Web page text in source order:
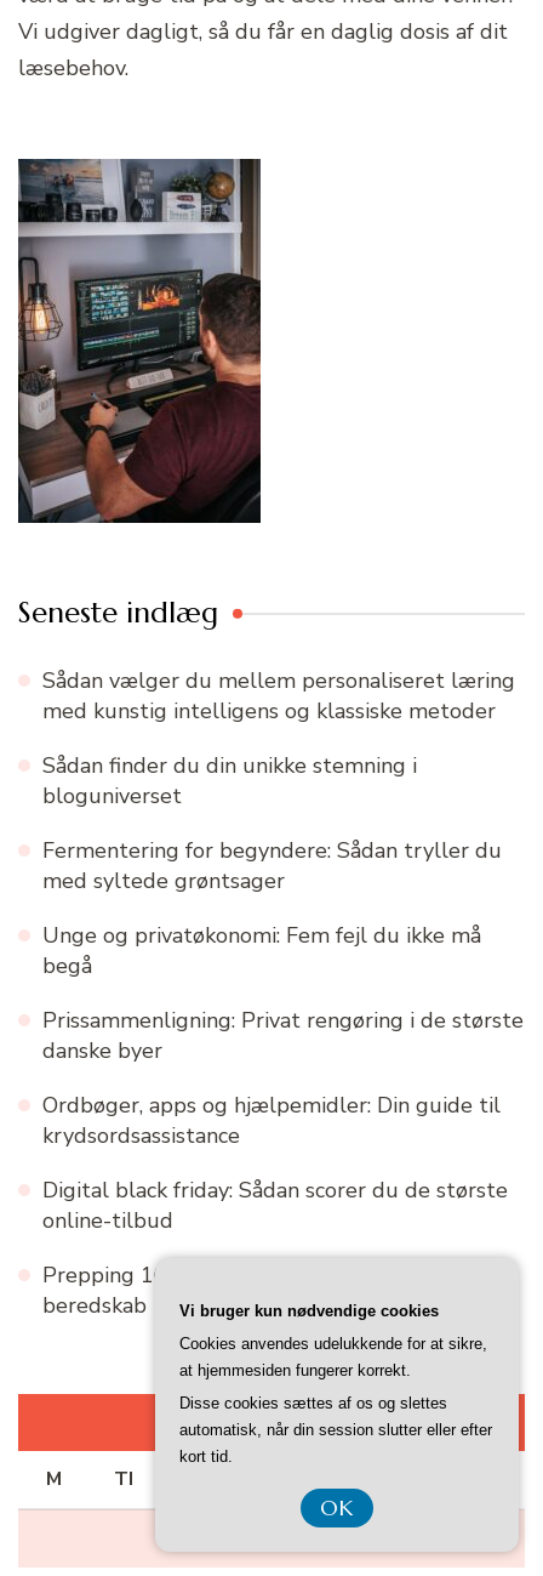
Vi udgiver dagligt, så du får en daglig dosis af dit
læsebehov.
Seneste indlæg
Sådan vælger du mellem personaliseret læring
med kunstig intelligens og klassiske metoder
Sådan finder du din unikke stemning i
bloguniverset
Fermentering for begyndere: Sådan tryller du
med syltede grøntsager
Unge og privatøkonomi: Fem fejl du ikke må
begå
Prissammenligning: Privat rengøring i de største
danske byer
Ordbøger, apps og hjælpemidler: Din guide til
krydsordsassistance
Digital black friday: Sådan scorer du de største
online-tilbud
Prepping 101: De første skridt mod et sikkert
beredskab
AUGUST 2026
M TI
Vi bruger kun nødvendige cookies
Cookies anvendes udelukkende for at sikre,
at hjemmesiden fungerer korrekt.
Disse cookies sættes af os og slettes
automatisk, når din session slutter eller efter
kort tid.
OK